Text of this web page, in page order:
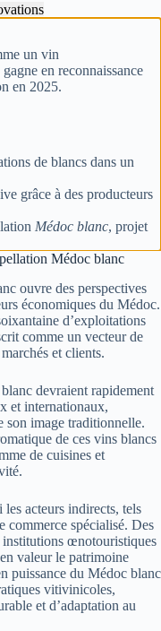
un vin
gagne en reconnaissance
en 2025.
de blancs dans un
grâce à des producteurs
Médoc blanc, projet
Médoc blanc
ouvre des perspectives
économiques du Médoc.
d’exploitations
comme un vecteur de
et clients.
devraient rapidement
et internationaux,
image traditionnelle.
de ces vins blancs
de cuisines et
les acteurs indirects, tels
commerce spécialisé. Des
institutions œnotouristiques
valeur le patrimoine
puissance du Médoc blanc
vitivinicoles,
et d’adaptation au